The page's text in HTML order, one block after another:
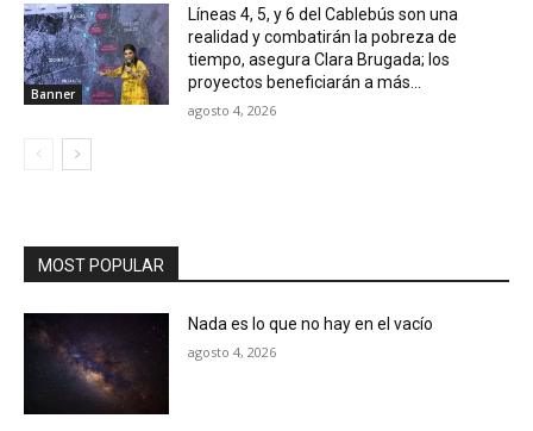
Banner
Líneas 4, 5, y 6 del Cablebús son una
realidad y combatirán la pobreza de
tiempo, asegura Clara Brugada; los
proyectos beneficiarán a más...
agosto 4, 2026
MOST POPULAR
Nada es lo que no hay en el vacío
agosto 4, 2026